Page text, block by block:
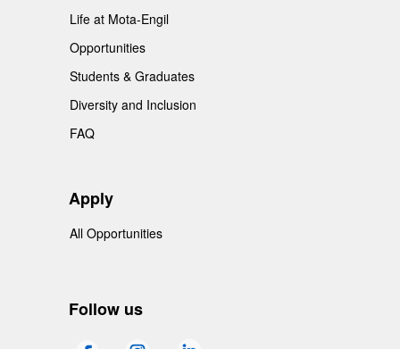
Life at Mota-Engil
Opportunities
Students & Graduates
Diversity and Inclusion
FAQ
Apply
All Opportunities
Follow us